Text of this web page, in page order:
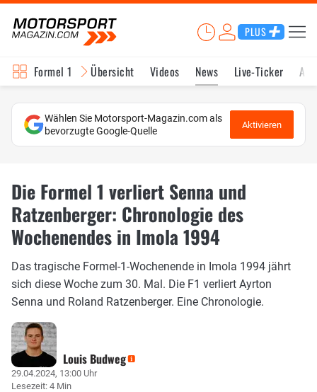
PLUS
Formel 1 Übersicht Videos News Live-Ticker
Wählen Sie Motorsport-Magazin.com als
bevorzugte Google-Quelle
Aktivieren
Die Formel 1 verliert Senna und
Ratzenberger: Chronologie des
Wochenendes in Imola 1994
Das tragische Formel-1-Wochenende in Imola 1994 jährt
sich diese Woche zum 30. Mal. Die F1 verliert Ayrton
Senna und Roland Ratzenberger. Eine Chronologie.
Louis Budweg
29.04.2024, 13:00 Uhr
Lesezeit: 4 Min